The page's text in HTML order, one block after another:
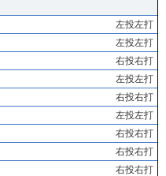
左投左打
左投左打
右投右打
左投左打
右投右打
左投左打
右投右打
右投右打
右投右打